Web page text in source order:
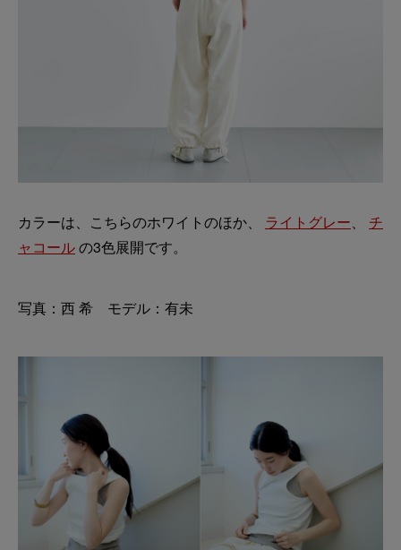
カラーは、こちらのホワイトのほか、 ライトグレー、 チ
ャコールの3色展開です。
写真：西 希 モデル：有未